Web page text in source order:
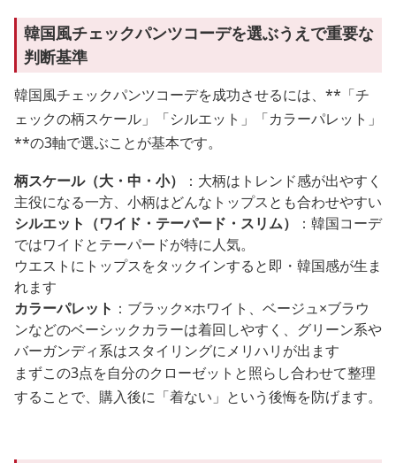
韓国風チェックパンツコーデを選ぶうえで重要な
判断基準
韓国風チェックパンツコーデを成功させるには、**「チ
ェックの柄スケール」「シルエット」「カラーパレット」
**の3軸で選ぶことが基本です。
柄スケール（大・中・小）
：大柄はトレンド感が出やすく
主役になる一方、小柄はどんなトップスとも合わせやすい
シルエット（ワイド・テーパード・スリム）
：韓国コーデ
ではワイドとテーパードが特に人気。
ウエストにトップスをタックインすると即・韓国感が生ま
れます
カラーパレット ：ブラック×ホワイト、ベージュ×ブラウ
ンなどのベーシックカラーは着回しやすく、グリーン系や
バーガンディ系はスタイリングにメリハリが出ます
まずこの3点を自分のクローゼットと照らし合わせて整理
することで、購入後に「着ない」という後悔を防げます。